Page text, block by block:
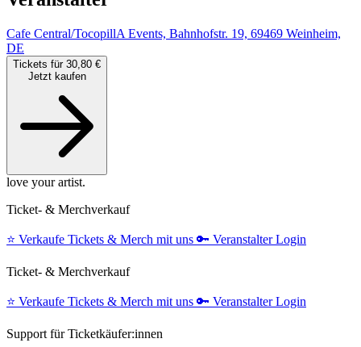
Cafe Central/TocopillA Events, Bahnhofstr. 19, 69469 Weinheim,
DE
Tickets für 30,80 €
Jetzt kaufen
love your artist.
Ticket- & Merchverkauf
⭐️ Verkaufe Tickets & Merch mit uns 🔑 Veranstalter Login
Ticket- & Merchverkauf
⭐️ Verkaufe Tickets & Merch mit uns 🔑 Veranstalter Login
Support für Ticketkäufer:innen